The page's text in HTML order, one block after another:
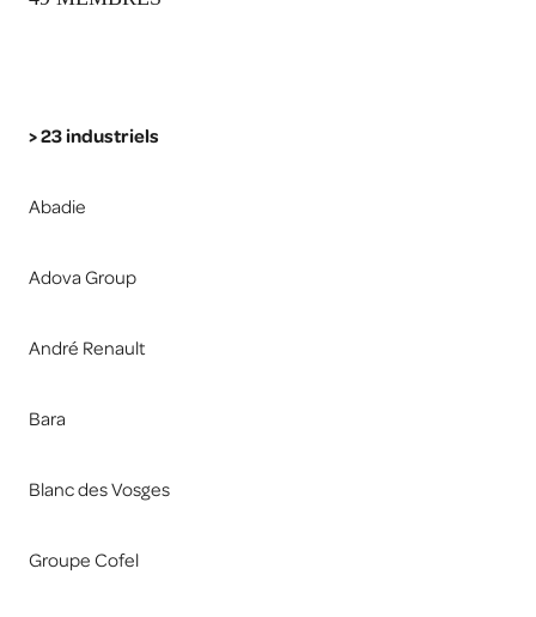
> 23 industriels
Abadie
Adova Group
André Renault
Bara
Blanc des Vosges
Groupe Cofel